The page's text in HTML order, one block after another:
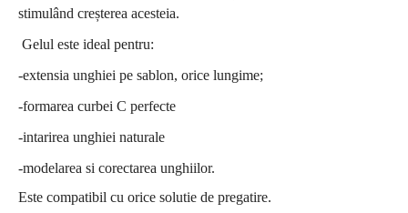
stimulând creșterea acesteia.
Gelul este ideal pentru:
-extensia unghiei pe sablon, orice lungime;
-formarea curbei C perfecte
-intarirea unghiei naturale
-modelarea si corectarea unghiilor.
Este compatibil cu orice solutie de pregatire.